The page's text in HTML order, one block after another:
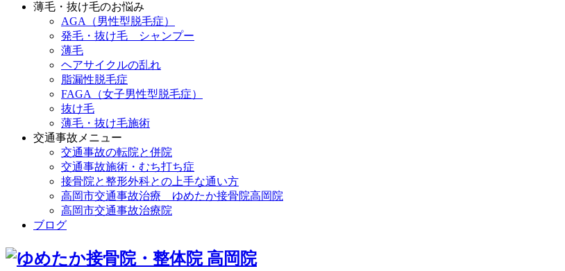
薄毛・抜け毛のお悩み
AGA（男性型脱毛症）
発毛・抜け毛 シャンプー
薄毛
ヘアサイクルの乱れ
脂漏性脱毛症
FAGA（女子男性型脱毛症）
抜け毛
薄毛・抜け毛施術
交通事故メニュー
交通事故の転院と併院
交通事故施術・むち打ち症
接骨院と整形外科との上手な通い方
高岡市交通事故治療 ゆめたか接骨院高岡院
高岡市交通事故治療院
ブログ